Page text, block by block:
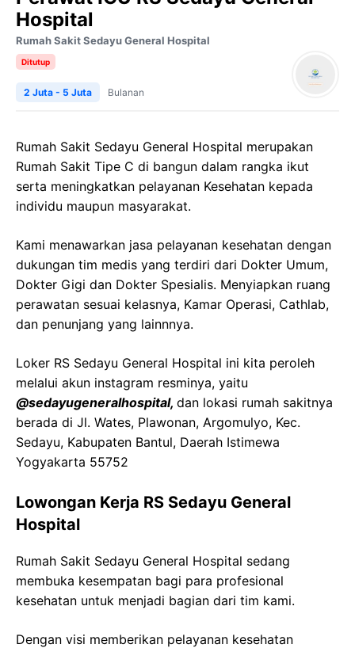
Hospital
Rumah Sakit Sedayu General Hospital
Ditutup
2 Juta - 5 Juta Bulanan
Rumah Sakit Sedayu General Hospital merupakan
Rumah Sakit Tipe C di bangun dalam rangka ikut
serta meningkatkan pelayanan Kesehatan kepada
individu maupun masyarakat.
Kami menawarkan jasa pelayanan kesehatan dengan
dukungan tim medis yang terdiri dari Dokter Umum,
Dokter Gigi dan Dokter Spesialis. Menyiapkan ruang
perawatan sesuai kelasnya, Kamar Operasi, Cathlab,
dan penunjang yang lainnnya.
Loker RS Sedayu General Hospital ini kita peroleh
melalui akun instagram resminya, yaitu
@sedayugeneralhospital, dan lokasi rumah sakitnya
berada di Jl. Wates, Plawonan, Argomulyo, Kec.
Sedayu, Kabupaten Bantul, Daerah Istimewa
Yogyakarta 55752
Lowongan Kerja RS Sedayu General
Hospital
Rumah Sakit Sedayu General Hospital sedang
membuka kesempatan bagi para profesional
kesehatan untuk menjadi bagian dari tim kami.
Dengan visi memberikan pelayanan kesehatan